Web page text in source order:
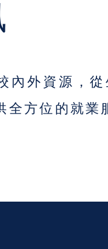
內外資源，
方位的就業